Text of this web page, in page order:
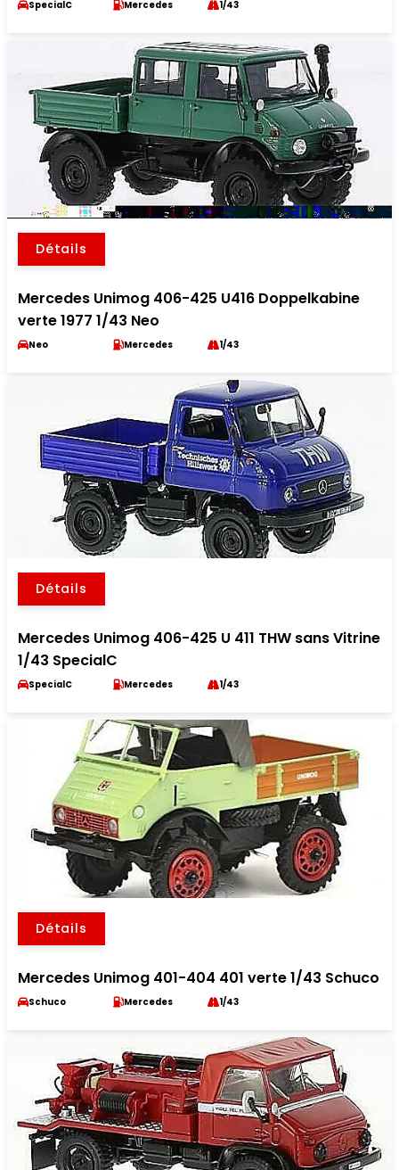
SpecialC Mercedes 1/43
Détails
Mercedes Unimog 406-425 U416 Doppelkabine
verte 1977 1/43 Neo
Neo Mercedes 1/43
Détails
Mercedes Unimog 406-425 U 411 THW sans Vitrine
1/43 SpecialC
SpecialC Mercedes 1/43
Détails
Mercedes Unimog 401-404 401 verte 1/43 Schuco
Schuco Mercedes 1/43